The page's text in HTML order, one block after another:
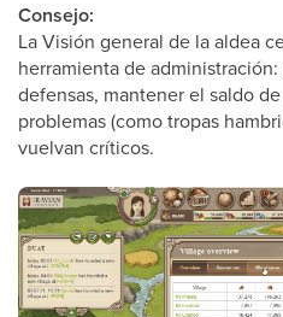
Consejo:
La Visión general de la aldea
herramienta de
defensas, mantener el saldo
problemas (como tropas
vuelvan críticos.